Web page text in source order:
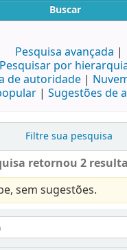
Buscar
Pesquisa avançada
Pesquisar por
de autoridade
Sugestões de
Filtre sua pesquisa
retornou 2
sem sugestões.